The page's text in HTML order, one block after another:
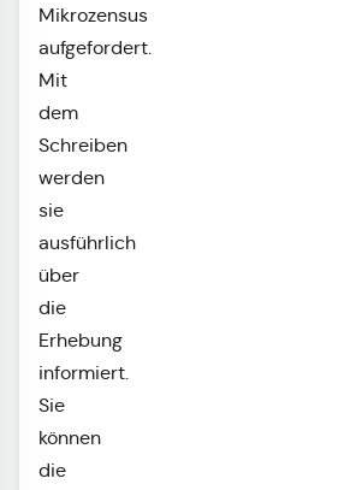
Mikrozensus
aufgefordert.
Mit
dem
Schreiben
werden
sie
ausführlich
über
die
Erhebung
informiert.
Sie
können
die